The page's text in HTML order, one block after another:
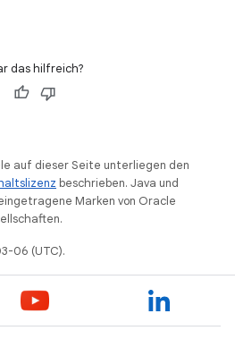
das hilfreich?
auf dieser Seite unterliegen den
beschrieben. Java und
Marken von Oracle
06 (UTC).